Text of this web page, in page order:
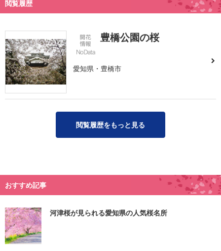
閲覧履歴
豊橋公園の桜
愛知県・豊橋市
閲覧履歴をもっと見る
おすすめ記事
河津桜が見られる愛知県の人気桜名所